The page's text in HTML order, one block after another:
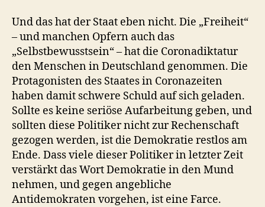
Und das hat der Staat eben nicht. Die „Freiheit“
– und manchen Opfern auch das
„Selbstbewusstsein“ – hat die Coronadiktatur
den Menschen in Deutschland genommen. Die
Protagonisten des Staates in Coronazeiten
haben damit schwere Schuld auf sich geladen.
Sollte es keine seriöse Aufarbeitung geben, und
sollten diese Politiker nicht zur Rechenschaft
gezogen werden, ist die Demokratie restlos am
Ende. Dass viele dieser Politiker in letzter Zeit
verstärkt das Wort Demokratie in den Mund
nehmen, und gegen angebliche
Antidemokraten vorgehen, ist eine Farce.